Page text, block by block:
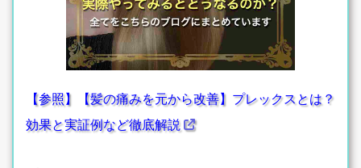
【参照】【髪の痛みを元から改善】プレックスとは？
効果と実証例など徹底解説